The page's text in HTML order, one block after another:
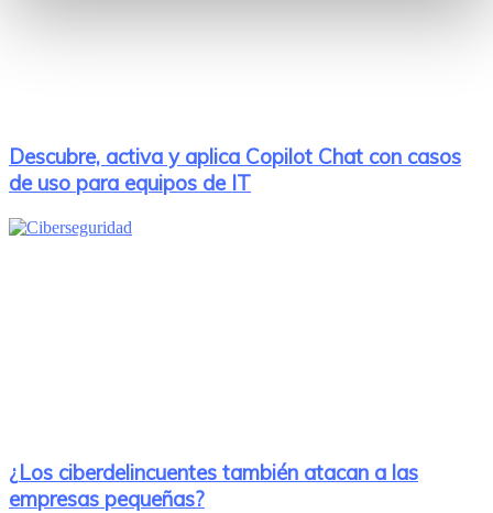
Descubre, activa y aplica Copilot Chat con casos
de uso para equipos de IT
¿Los ciberdelincuentes también atacan a las
empresas pequeñas?